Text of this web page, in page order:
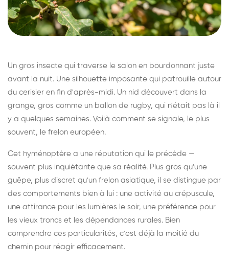
Un gros insecte qui traverse le salon en bourdonnant juste
avant la nuit. Une silhouette imposante qui patrouille autour
du cerisier en fin d'après-midi. Un nid découvert dans la
grange, gros comme un ballon de rugby, qui n'était pas là il
y a quelques semaines. Voilà comment se signale, le plus
souvent, le frelon européen.
Cet hyménoptère a une réputation qui le précède —
souvent plus inquiétante que sa réalité. Plus gros qu'une
guêpe, plus discret qu'un frelon asiatique, il se distingue par
des comportements bien à lui : une activité au crépuscule,
une attirance pour les lumières le soir, une préférence pour
les vieux troncs et les dépendances rurales. Bien
comprendre ces particularités, c'est déjà la moitié du
chemin pour réagir efficacement.